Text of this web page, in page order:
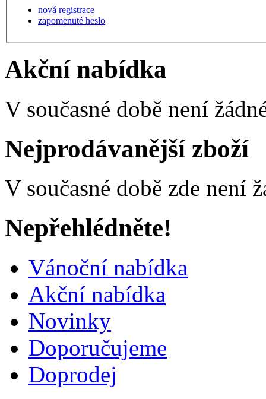
nová registrace
zapomenuté heslo
Akční nabídka
V současné době není
Nejprodávanější zboží
V současné době zde není
Nepřehlédněte!
Vánoční nabídka
Akční nabídka
Novinky
Doporučujeme
Doprodej